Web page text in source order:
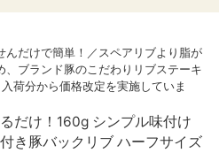
んだけで簡単！／スペアリブより脂が
、ブランド豚のこだわりリブステーキ
入荷分から価格改定を実施していま
だけ！160g シンプル味付け
き豚バックリブ ハーフサイズ